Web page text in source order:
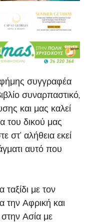
συγγραφέα
συναρπαστικό,
και μας καλεί
του δικού μας
στ’ αλήθεια εκεί
αυτό που
με τον
την Αφρική και
Ασία με